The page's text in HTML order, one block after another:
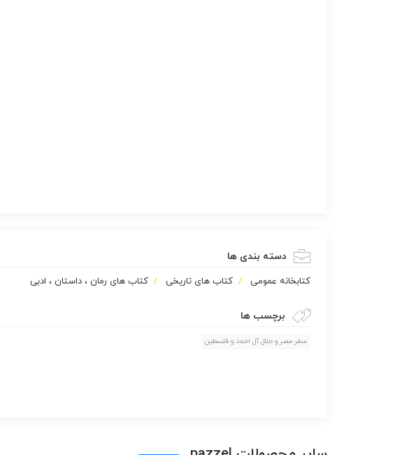
دسته بندی ها
كتابخانه عمومی کتاب های تاریخی کتاب های رمان ، داستان ، ادبی
برچسب ها
سفر مصر و جلال آل احمد و فلسطین